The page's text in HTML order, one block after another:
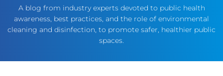
A blog from industry experts devoted to public health
awareness, best practices, and the role of environmental
cleaning and disinfection, to promote safer, healthier public
spaces.